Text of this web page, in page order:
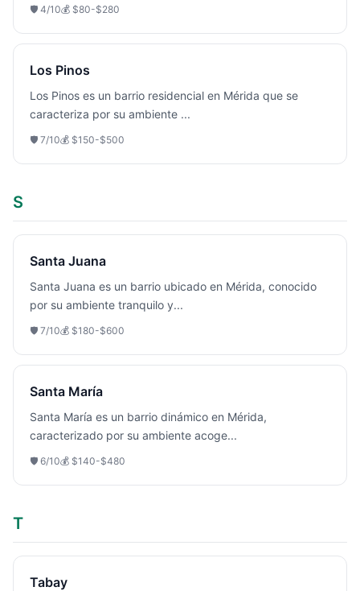
🛡️ 4/10💰 $80-$280
Los Pinos
Los Pinos es un barrio residencial en Mérida que se
caracteriza por su ambiente ...
🛡️ 7/10💰 $150-$500
S
Santa Juana
Santa Juana es un barrio ubicado en Mérida, conocido
por su ambiente tranquilo y...
🛡️ 7/10💰 $180-$600
Santa María
Santa María es un barrio dinámico en Mérida,
caracterizado por su ambiente acoge...
🛡️ 6/10💰 $140-$480
T
Tabay